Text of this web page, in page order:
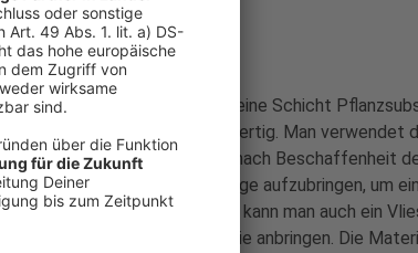
kann auf seinem Dach eine Schicht
Pflanzen setzen – fertig. Man verwendet
acht Zentimeter Je nach Beschaffenheit
als unterste Lage aufzubringen, um ein
zu verhindern. Zusätzlich kann man auch ein
der Dachhaut auf der Folie anbringen. Die